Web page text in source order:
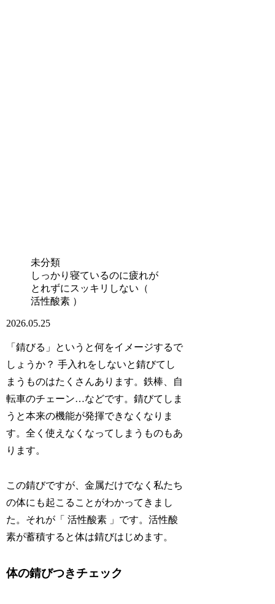
未分類
しっかり寝ているのに疲れが
とれずにスッキリしない（
活性酸素 ）
2026.05.25
「錆びる」というと何をイメージするで
しょうか？ 手入れをしないと錆びてし
まうものはたくさんあります。鉄棒、自
転車のチェーン…などです。錆びてしま
うと本来の機能が発揮できなくなりま
す。全く使えなくなってしまうものもあ
ります。
この錆びですが、金属だけでなく私たち
の体にも起こることがわかってきまし
た。それが「 活性酸素 」です。活性酸
素が蓄積すると体は錆びはじめます。
体の錆びつきチェック